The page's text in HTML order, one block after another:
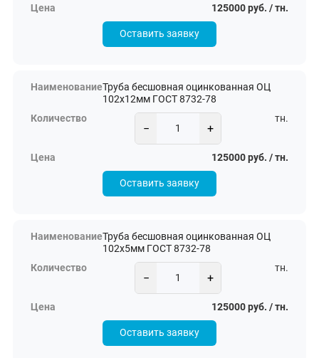
125000 руб. / тн.
Оставить заявку
Труба бесшовная оцинкованная ОЦ
102х12мм ГОСТ 8732-78
− +
тн.
125000 руб. / тн.
Оставить заявку
Труба бесшовная оцинкованная ОЦ
102х5мм ГОСТ 8732-78
− +
тн.
125000 руб. / тн.
Оставить заявку